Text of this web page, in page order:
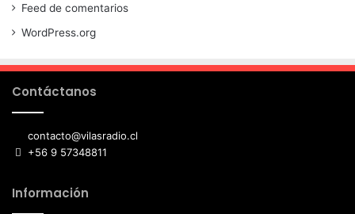
Feed de comentarios
WordPress.org
Contáctanos
contacto@vilasradio.cl
+56 9 57348811
Información